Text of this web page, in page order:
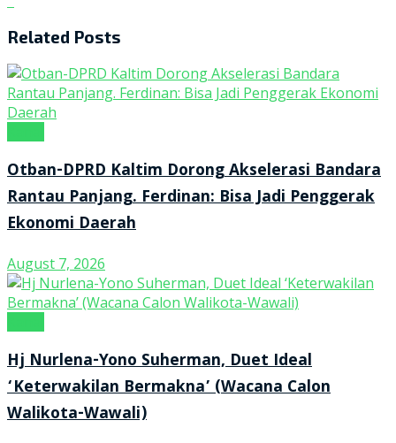
Related Posts
Otban-DPRD Kaltim Dorong Akselerasi Bandara
Rantau Panjang. Ferdinan: Bisa Jadi Penggerak
Ekonomi Daerah
August 7, 2026
Hj Nurlena-Yono Suherman, Duet Ideal
‘Keterwakilan Bermakna’ (Wacana Calon
Walikota-Wawali)